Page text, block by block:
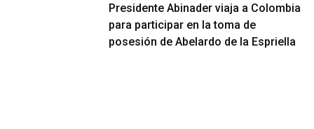
Presidente Abinader viaja a Colombia
para participar en la toma de
posesión de Abelardo de la Espriella